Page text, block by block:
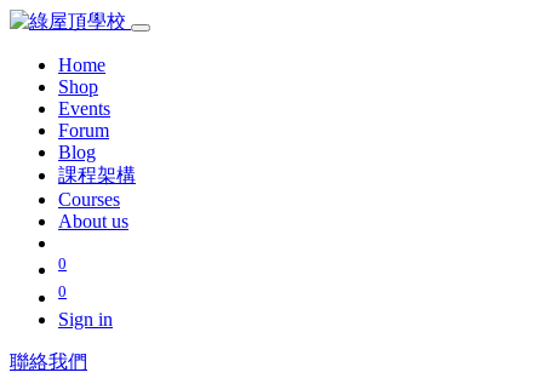
Home
Shop
Events
Forum
Blog
課程架構
Courses
About us
0
0
Sign in
聯絡我們